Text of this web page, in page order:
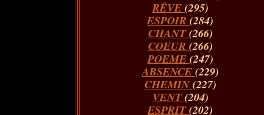
RÊVE (295)
ESPOIR(284)
CHANT(266)
COEUR (266)
POEME (247)
ABSENCE (229)
CHEMIN(227)
VENT(204)
ESPRIT(202)